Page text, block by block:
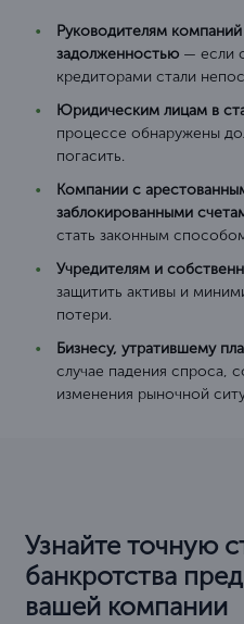
Руководителям
задолженностью — если
кредиторами стали
Юридическим лицам в
процессе обнаружены
погасить.
Компании с
заблокированными
стать законным
Учредителям и
защитить активы и
потери.
Бизнесу, утратившему
случае падения спроса,
изменения рыночной
Узнайте точную
банкротства
вашей компании